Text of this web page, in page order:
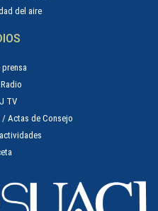
del aire
prensa
TV
Actas de Consejo